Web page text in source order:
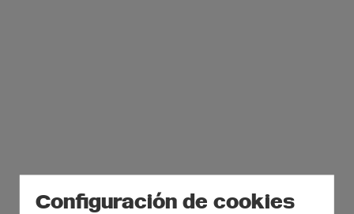
Configuración de cookies